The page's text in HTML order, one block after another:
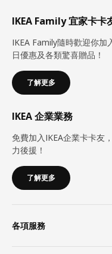
IKEA Family 宜家卡卡
IKEA Family隨時歡迎你加
日優惠及各類驚喜贈品！
了解更多
IKEA 企業業務
免費加入IKEA企業卡卡友
力後援！
了解更多
各項服務